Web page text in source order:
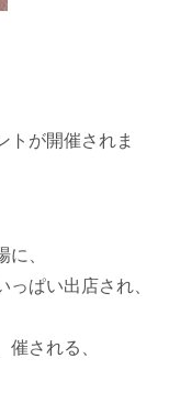
トが開催されま
、
ぱい出店され、
される、